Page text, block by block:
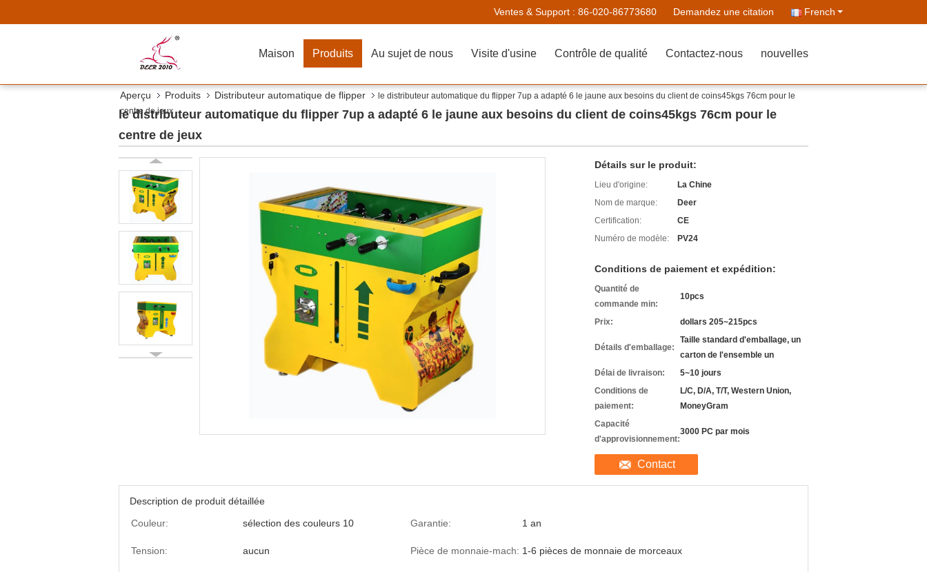
Ventes & Support : 86-020-86773680 Demandez une citation French
Maison Produits Au sujet de nous Visite d'usine Contrôle de qualité Contactez-nous nouvelles
Aperçu Produits Distributeur automatique de flipper
le distributeur automatique du flipper 7up a adapté 6 le jaune aux besoins du client de coins45kgs 76cm pour le
centre de jeux
le distributeur automatique du flipper 7up a adapté 6 le jaune aux besoins du client de coins45kgs 76cm pour le
centre de jeux
Détails sur le produit:
Lieu d'origine:
La Chine
Nom de marque:
Deer
Certification:
CE
Numéro de modèle:
PV24
Conditions de paiement et expédition:
Quantité de
commande min:
10pcs
Prix: dollars 205~215pcs
Détails d'emballage:
Taille standard d'emballage, un
carton de l'ensemble un
Délai de livraison:
5~10 jours
Conditions de
paiement:
L/C, D/A, T/T, Western Union,
MoneyGram
Capacité
d'approvisionnement:
3000 PC par mois
Contact
Description de produit détaillée
Couleur:
sélection des couleurs 10 Garantie: 1 an
Tension: aucun Pièce de monnaie-mach: 1-6 pièces de monnaie de morceaux